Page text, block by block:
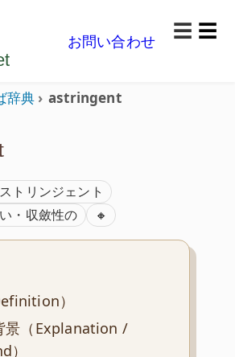
ゃいました。どうぞごゆっくり楽
お問い合わせ
☰
辞典 astringent
トリンジェント
・収斂性の
🔸 ISO準拠
）
景（Explanation /
）